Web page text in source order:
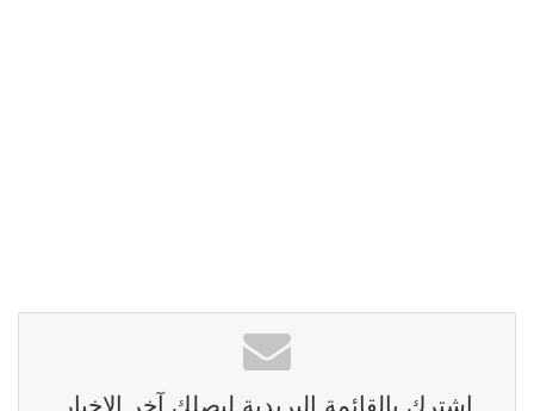
اشترك بالقائمة البريدية ليصلك آخر الاخبار